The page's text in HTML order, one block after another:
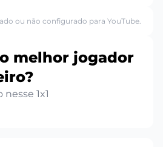
ou não configurado para YouTube.
melhor jogador
1x1